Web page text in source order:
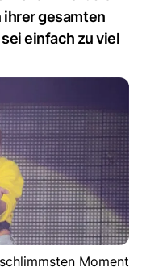
gesamten
einfach zu viel
Moment